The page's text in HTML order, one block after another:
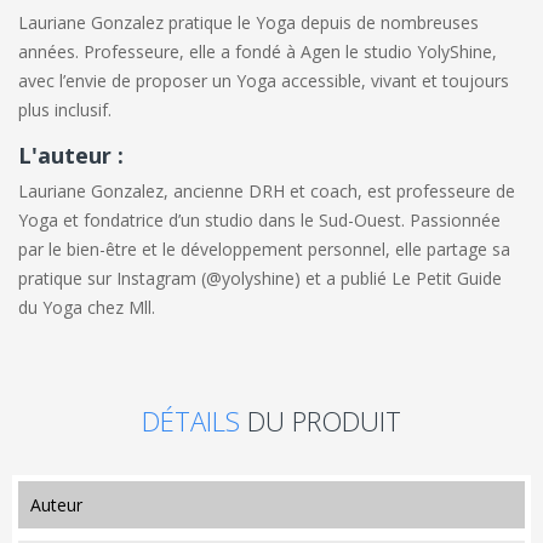
Lauriane Gonzalez pratique le Yoga depuis de nombreuses
années. Professeure, elle a fondé à Agen le studio YolyShine,
avec l’envie de proposer un Yoga accessible, vivant et toujours
plus inclusif.
L'auteur :
Lauriane Gonzalez, ancienne DRH et coach, est professeure de
Yoga et fondatrice d’un studio dans le Sud-Ouest. Passionnée
par le bien-être et le développement personnel, elle partage sa
pratique sur Instagram (@yolyshine) et a publié Le Petit Guide
du Yoga chez Mll.
DÉTAILS DU PRODUIT
auteur